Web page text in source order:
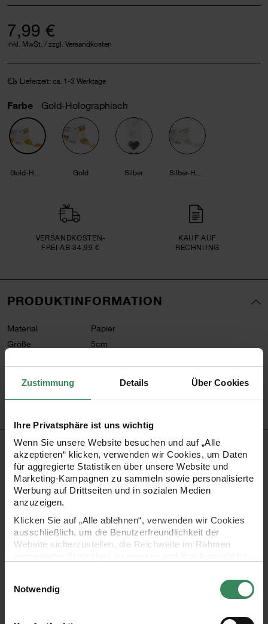
Zustimmung Details Über Cookies
Ihre Privatsphäre ist uns wichtig
Wenn Sie unsere Website besuchen und auf „Alle
akzeptieren“ klicken, verwenden wir Cookies, um Daten
für aggregierte Statistiken über unsere Website und
Marketing-Kampagnen zu sammeln sowie personalisierte
Werbung auf Drittseiten und in sozialen Medien
anzuzeigen.
Klicken Sie auf „Alle ablehnen“, verwenden wir Cookies
ausschließlich, um die Benutzerfreundlichkeit der
Website sicherzustellen, die Reichweite im Rahmen
Ihre Einwilligung ist freiwillig und kann jederzeit über den
Link „Cookie-Einstellungen“ im Fußbereich der Seite
verwendeten Technologien und den Empfängern der
Notwendig
7,99 €
inkl. MwSt. / zzgl. Versandkosten
Lieferzeit: ca. 1-3 Werktage
Farbe Gold-Holographisch
Gold Silber
VERSAND­KOSTEN­
FREI AB 34,99 €
KAUF AUF
RECHNUNG
PRODUKTINFORMATION
Material
Papier
Größe
5cm
Artikel-Nr. 300141
Bestell-Nr. 3416877
PRODUKTBESCHREIBUNG
Die großen herzförmigen Papiersticker sind ideal zum
Verzieren von Geschenken, Karten, Einladungen und
vielem mehr. Sie sind mit Hot Foil bzw. holographischer
Folie versehen und kommen in einer praktischen
Form: Herz